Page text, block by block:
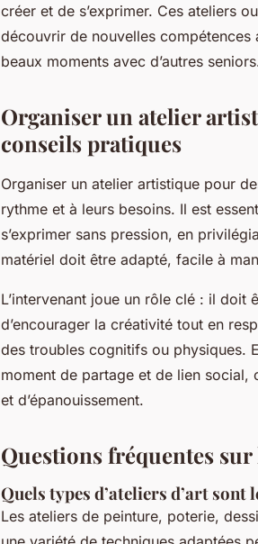
créer et de s’exprimer. Ces ateliers
découvrir de nouvelles
beaux moments avec d’autres
Organiser un atelier
conseils pratiques
Organiser un atelier artistique pour
rythme et à leurs besoins. Il est
s’exprimer sans pression, en
matériel doit être adapté, facile à
L’intervenant joue un rôle clé : il
d’encourager la créativité tout en
des troubles cognitifs ou physiques.
moment de partage et de lien social,
et d’épanouissement.
Questions fréquentes
Quels types d’ateliers d’art sont
Les ateliers de peinture, poterie,